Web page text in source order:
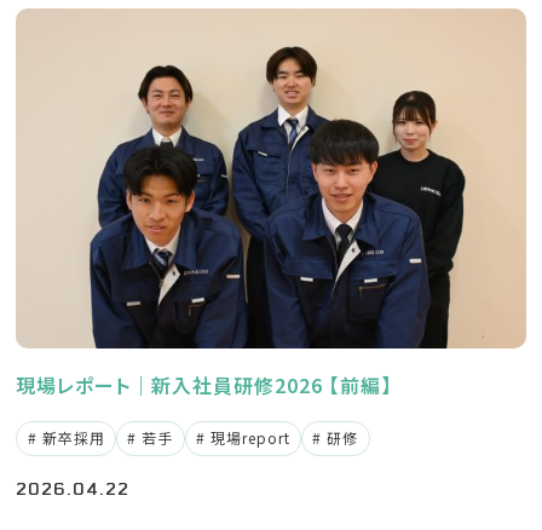
新卒の方
2027年版はこちら
2028年版はこちら
現場レポート｜新入社員研修2026 【前編】
新卒採用 若手 現場report 研修
2026.04.22